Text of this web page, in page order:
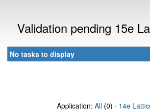
Validation pending 15e
No tasks to display
Application: All (0) · 14e